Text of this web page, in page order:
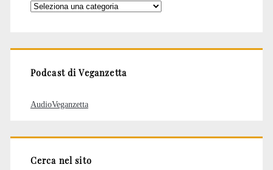
Categorie
Podcast di Veganzetta
AudioVeganzetta
Cerca nel sito